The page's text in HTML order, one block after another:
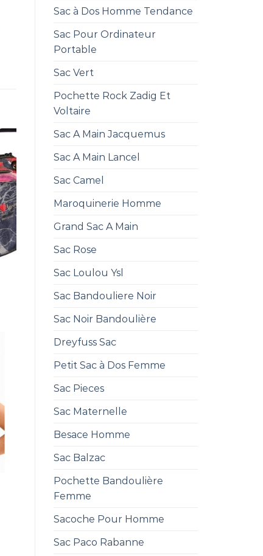
Sac à Dos Homme Tendance
Sac Pour Ordinateur
Portable
Sac Vert
Pochette Rock Zadig Et
Voltaire
Sac A Main Jacquemus
Sac A Main Lancel
Sac Camel
Maroquinerie Homme
Grand Sac A Main
Sac Rose
Sac Loulou Ysl
Sac Bandouliere Noir
Sac Noir Bandoulière
Dreyfuss Sac
Petit Sac à Dos Femme
Sac Pieces
Sac Maternelle
Besace Homme
Sac Balzac
Pochette Bandoulière
Femme
Sacoche Pour Homme
Sac Paco Rabanne